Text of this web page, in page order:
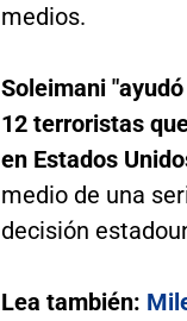
medios.
Soleimani
12 terroristas
en Estados
medio de una
decisión
Lea también: